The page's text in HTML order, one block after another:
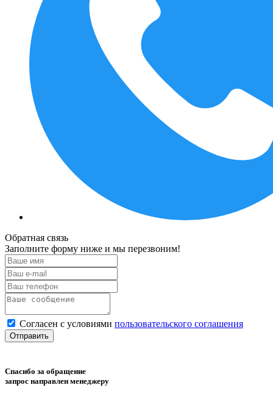
Обратная связь
Заполните форму ниже и мы перезвоним!
Согласен с условиями пользовательского соглашения
Отправить
Спасибо за обращение
запрос направлен менеджеру